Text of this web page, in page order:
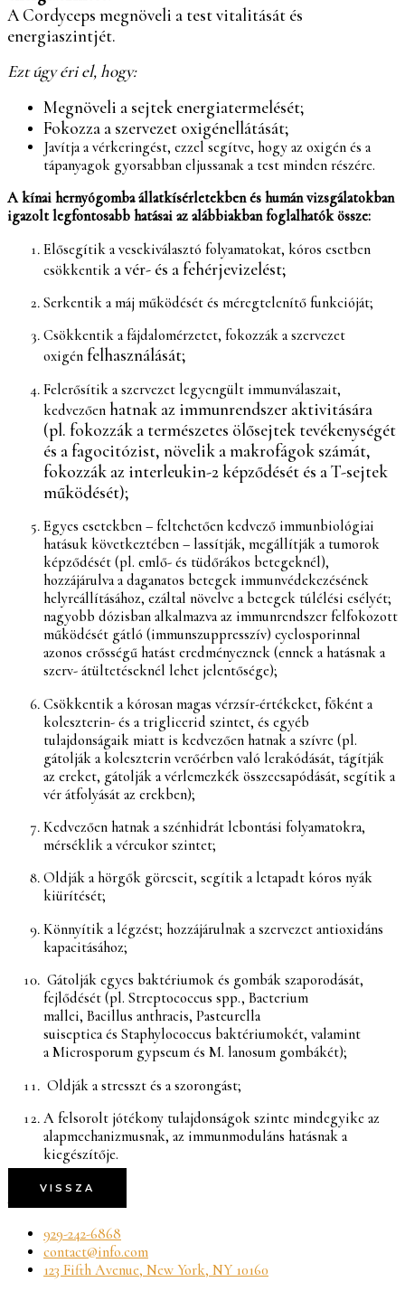
A Cordyceps megnöveli a test vitalitását és
energiaszintjét.
Ezt úgy éri el, hogy:
Megnöveli a sejtek energiatermelését;
Fokozza a szervezet oxigénellátását;
Javítja a vérkeringést, ezzel segítve, hogy az oxigén és a
tápanyagok gyorsabban eljussanak a test minden részére.
A kínai hernyógomba állatkísérletekben és humán vizsgálatokban
igazolt legfontosabb hatásai az alábbiakban foglalhatók össze:
Elősegítik a vesekiválasztó folyamatokat, kóros esetben
csökkentik a vér- és a fehérjevizelést;
Serkentik a máj működését és méregtelenítő funkcióját;
Csökkentik a fájdalomérzetet, fokozzák a szervezet
oxigén felhasználását;
Felerősítik a szervezet legyengült immunválaszait,
kedvezően hatnak az immunrendszer aktivitására
(pl. fokozzák a természetes ölősejtek tevékenységét
és a fagocitózist, növelik a makrofágok számát,
fokozzák az interleukin-2 képződését és a T-sejtek
működését);
Egyes esetekben – feltehetően kedvező immunbiológiai
hatásuk következtében – lassítják, megállítják a tumorok
képződését (pl. emlő- és tüdőrákos betegeknél),
hozzájárulva a daganatos betegek immunvédekezésének
helyreállításához, ezáltal növelve a betegek túlélési esélyét;
nagyobb dózisban alkalmazva az immunrendszer felfokozott
működését gátló (immunszuppresszív) cyclosporinnal
azonos erősségű hatást eredményeznek (ennek a hatásnak a
szerv- átültetéseknél lehet jelentősége);
Csökkentik a kórosan magas vérzsír-értékeket, főként a
koleszterin- és a triglicerid szintet, és egyéb
tulajdonságaik miatt is kedvezően hatnak a szívre (pl.
gátolják a koleszterin verőérben való lerakódását, tágítják
az ereket, gátolják a vérlemezkék összecsapódását, segítik a
vér átfolyását az erekben);
Kedvezően hatnak a szénhidrát lebontási folyamatokra,
mérséklik a vércukor szintet;
Oldják a hörgők görcseit, segítik a letapadt kóros nyák
kiürítését;
Könnyítik a légzést; hozzájárulnak a szervezet antioxidáns
kapacitásához;
Gátolják egyes baktériumok és gombák szaporodását,
fejlődését (pl. Streptococcus spp., Bacterium
mallei, Bacillus anthracis, Pasteurella
suiseptica és Staphylococcus baktériumokét, valamint
a Microsporum gypseum és M. lanosum gombákét);
Oldják a stresszt és a szorongást;
A felsorolt jótékony tulajdonságok szinte mindegyike az
alapmechanizmusnak, az immunmoduláns hatásnak a
kiegészítője.
VISSZA
CONTACT DETAILS
929-242-6868
contact@info.com
123 Fifth Avenue, New York, NY 10160